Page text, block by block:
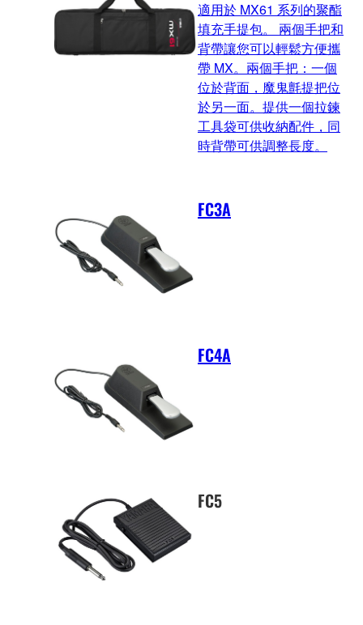
適用於 MX61 系列的聚酯
填充手提包。 兩個手把和
背帶讓您可以輕鬆方便攜
帶 MX。兩個手把：一個
位於背面，魔鬼氈提把位
於另一面。提供一個拉鍊
工具袋可供收納配件，同
時背帶可供調整長度。
FC3A
FC4A
FC5